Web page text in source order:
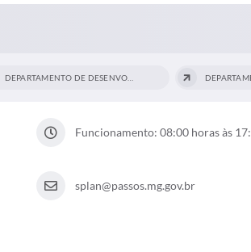
Funcionamento: 08:00 horas às
splan@passos.mg.gov.br